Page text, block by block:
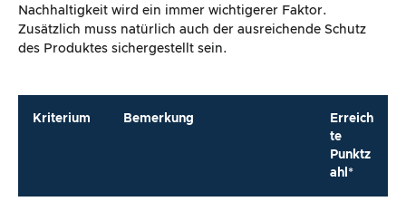
Nachhaltigkeit wird ein immer wichtigerer Faktor.
Zusätzlich muss natürlich auch der ausreichende Schutz
des Produktes sichergestellt sein.
Kriterium Bemerkung
Erreich
te
Punktz
ahl*